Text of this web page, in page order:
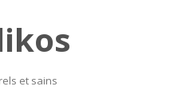
et sains